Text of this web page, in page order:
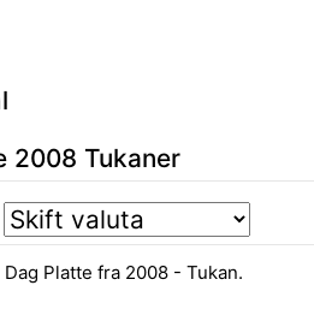
2008 Tukaner
Platte fra 2008 - Tukan.